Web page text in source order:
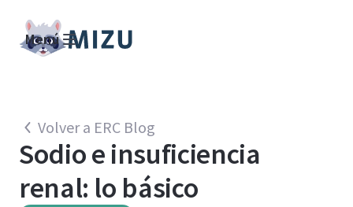
Menú
Volver a ERC Blog
Sodio e insuficiencia
renal: lo básico